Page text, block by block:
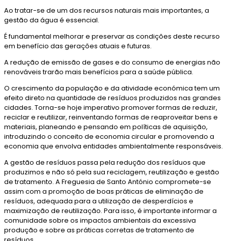
Ao tratar-se de um dos recursos naturais mais importantes, a
gestão da água é essencial.
É fundamental melhorar e preservar as condições deste recurso
em benefício das gerações atuais e futuras.
A redução de emissão de gases e do consumo de energias não
renováveis trarão mais benefícios para a saúde pública.
O crescimento da população e da atividade económica tem um
efeito direto na quantidade de resíduos produzidos nas grandes
cidades. Torna-se hoje imperativo promover formas de reduzir,
reciclar e reutilizar, reinventando formas de reaproveitar bens e
materiais, planeando e pensando em políticas de aquisição,
introduzindo o conceito de economia circular e promovendo a
economia que envolva entidades ambientalmente responsáveis.
A gestão de resíduos passa pela redução dos resíduos que
produzimos e não só pela sua reciclagem, reutilização e gestão
de tratamento. A Freguesia de Santo António compromete-se
assim com a promoção de boas práticas de eliminação de
resíduos, adequada para a utilização de desperdícios e
maximização de reutilização. Para isso, é importante informar a
comunidade sobre os impactos ambientais da excessiva
produção e sobre as práticas corretas de tratamento de